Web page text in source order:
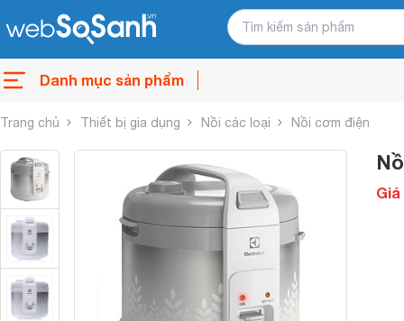
Danh mục sản phẩm
Trang chủ Thiết bị gia dụng Nồi các loại Nồi cơm điện